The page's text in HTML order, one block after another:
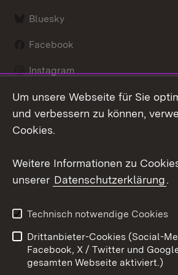
Bluesky
Facebook
Instagram
LinkedIn
Datenschutz
Impressum
Cookies
Um unsere Webseite für Sie
und verbessern zu können,
Cookies.
Weitere Informationen zu
unserer Datenschutzerklärung.
Technisch notwendige Cookies
Drittanbieter-Cookies (Social-
Facebook, X / Twitter und
gesamten Webseite aktiviert.)